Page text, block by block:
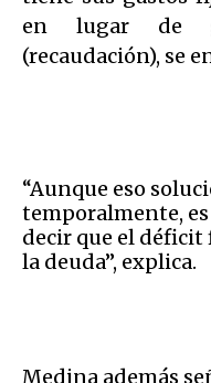
en lugar de
(recaudación), se
“Aunque eso
temporalmente,
decir que el déficit
la deuda”, explica.
Medina además